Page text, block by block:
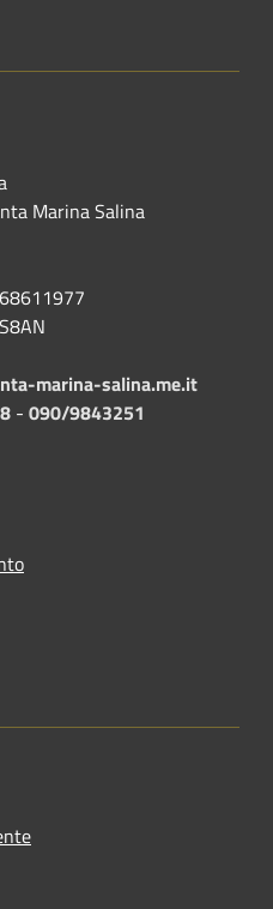
Marina Salina
marina-salina.me.it
- 090/9843251